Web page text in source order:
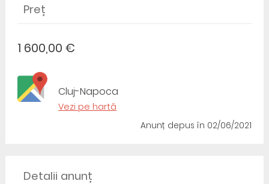
Preț
1 600,00 €
Cluj-Napoca
Vezi pe hartă
Anunț depusîn 02/06/2021
Detalii anunț